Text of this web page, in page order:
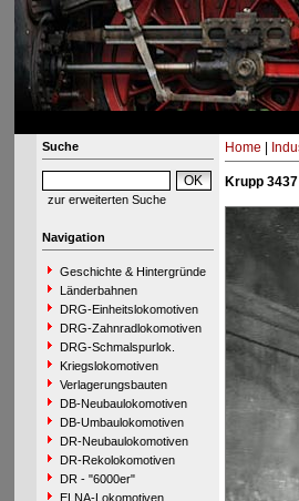
Suche
zur erweiterten Suche
Navigation
Geschichte & Hintergründe
Länderbahnen
DRG-Einheitslokomotiven
DRG-Zahnradlokomotiven
DRG-Schmalspurlok.
Kriegslokomotiven
Verlagerungsbauten
DB-Neubaulokomotiven
DB-Umbaulokomotiven
DR-Neubaulokomotiven
DR-Rekolokomotiven
DR - "6000er"
ELNA-Lokomotiven
Home
Krupp